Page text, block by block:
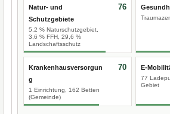
Natur- und
Schutzgebiete
5,2 % Naturschutzgebiet,
3,6 % FFH, 29,6 %
Landschaftsschutz
76
Krankenhausversorgun
g
1 Einrichtung, 162 Betten
(Gemeinde)
70 E-
77
Gebiet